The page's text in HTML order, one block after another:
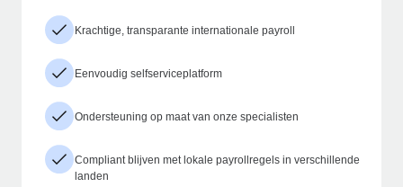
Krachtige, transparante internationale payroll
Eenvoudig selfserviceplatform
Ondersteuning op maat van onze specialisten
Compliant blijven met lokale payrollregels in verschillende
landen